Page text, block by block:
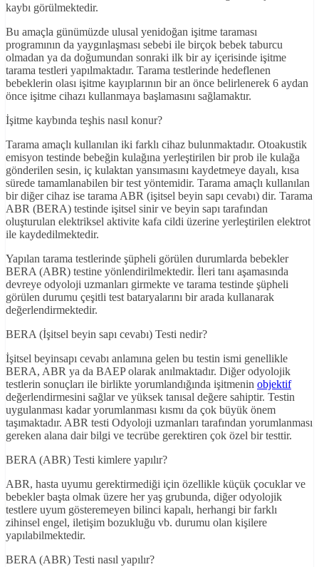
kaybı görülmektedir.
Bu amaçla günümüzde ulusal yenidoğan işitme taraması
programının da yaygınlaşması sebebi ile birçok bebek taburcu
olmadan ya da doğumundan sonraki ilk bir ay içerisinde işitme
tarama testleri yapılmaktadır. Tarama testlerinde hedeflenen
bebeklerin olası işitme kayıplarının bir an önce belirlenerek 6 aydan
önce işitme cihazı kullanmaya başlamasını sağlamaktır.
İşitme kaybında teşhis nasıl konur?
Tarama amaçlı kullanılan iki farklı cihaz bulunmaktadır. Otoakustik
emisyon testinde bebeğin kulağına yerleştirilen bir prob ile kulağa
gönderilen sesin, iç kulaktan yansımasını kaydetmeye dayalı, kısa
sürede tamamlanabilen bir test yöntemidir. Tarama amaçlı kullanılan
bir diğer cihaz ise tarama ABR (işitsel beyin sapı cevabı) dir. Tarama
ABR (BERA) testinde işitsel sinir ve beyin sapı tarafından
oluşturulan elektriksel aktivite kafa cildi üzerine yerleştirilen elektrot
ile kaydedilmektedir.
Yapılan tarama testlerinde şüpheli görülen durumlarda bebekler
BERA (ABR) testine yönlendirilmektedir. İleri tanı aşamasında
devreye odyoloji uzmanları girmekte ve tarama testinde şüpheli
görülen durumu çeşitli test bataryalarını bir arada kullanarak
değerlendirmektedir.
BERA (İşitsel beyin sapı cevabı) Testi nedir?
İşitsel beyinsapı cevabı anlamına gelen bu testin ismi genellikle
BERA, ABR ya da BAEP olarak anılmaktadır. Diğer odyolojik
testlerin sonuçları ile birlikte yorumlandığında işitmenin objektif
değerlendirmesini sağlar ve yüksek tanısal değere sahiptir. Testin
uygulanması kadar yorumlanması kısmı da çok büyük önem
taşımaktadır. ABR testi Odyoloji uzmanları tarafından yorumlanması
gereken alana dair bilgi ve tecrübe gerektiren çok özel bir testtir.
BERA (ABR) Testi kimlere yapılır?
ABR, hasta uyumu gerektirmediği için özellikle küçük çocuklar ve
bebekler başta olmak üzere her yaş grubunda, diğer odyolojik
testlere uyum gösteremeyen bilinci kapalı, herhangi bir farklı
zihinsel engel, iletişim bozukluğu vb. durumu olan kişilere
yapılabilmektedir.
BERA (ABR) Testi nasıl yapılır?